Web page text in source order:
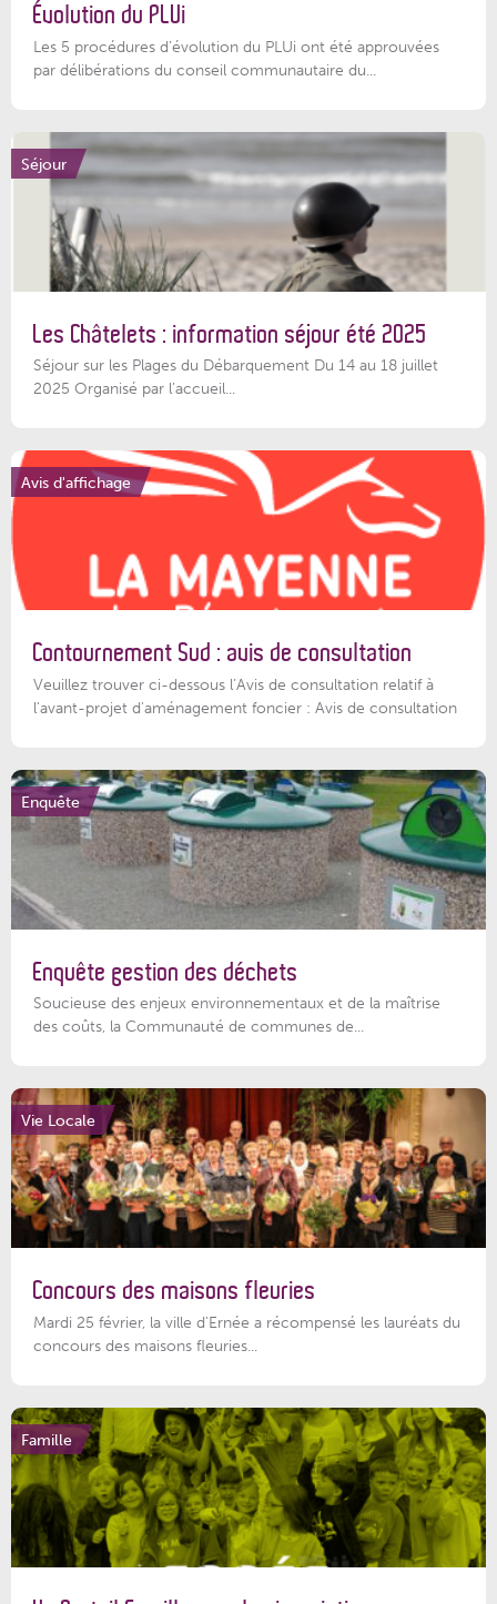
Évolution du PLUi
Les 5 procédures d’évolution du PLUi ont été approuvées
par délibérations du conseil communautaire du...
Séjour
Les Châtelets : information séjour été 2025
Séjour sur les Plages du Débarquement Du 14 au 18 juillet
2025 Organisé par l’accueil...
Avis d'affichage
Contournement Sud : avis de consultation
Veuillez trouver ci-dessous l’Avis de consultation relatif à
l'avant-projet d'aménagement foncier : Avis de consultation
Enquête
Enquête gestion des déchets
Soucieuse des enjeux environnementaux et de la maîtrise
des coûts, la Communauté de communes de...
Vie Locale
Concours des maisons fleuries
Mardi 25 février, la ville d'Ernée a récompensé les lauréats du
concours des maisons fleuries...
Famille